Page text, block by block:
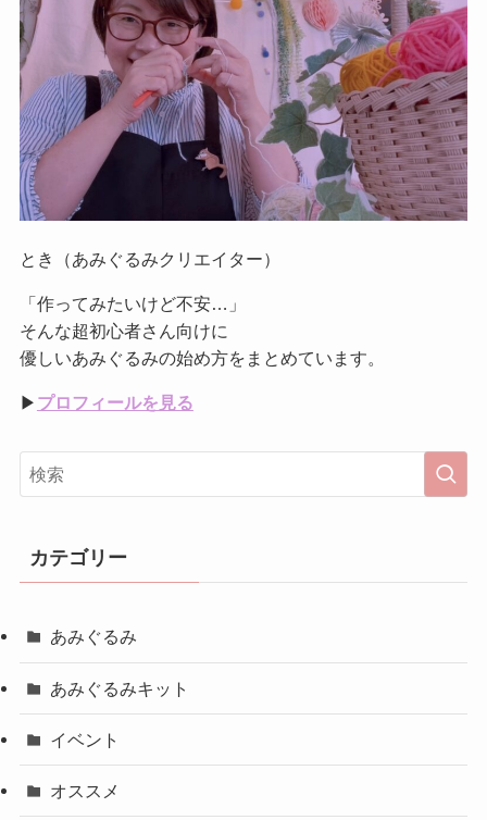
とき（あみぐるみクリエイター）
「作ってみたいけど不安…」
そんな超初心者さん向けに
優しいあみぐるみの始め方をまとめています。
▶︎ プロフィールを見る
カテゴリー
あみぐるみ
あみぐるみキット
イベント
オススメ